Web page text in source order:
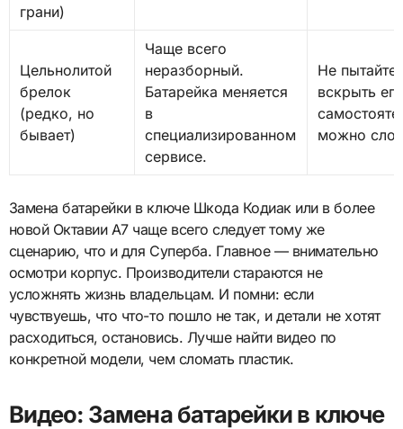
грани)
Цельнолитой
брелок
(редко, но
бывает)
Чаще всего
неразборный.
Батарейка меняется
в
специализированном
сервисе.
Не
вскрыть его
можно
Замена батарейки в ключе Шкода Кодиак или в более
новой Октавии A7 чаще всего следует тому же
сценарию, что и для Суперба. Главное — внимательно
осмотри корпус. Производители стараются не
усложнять жизнь владельцам. И помни: если
чувствуешь, что что-то пошло не так, и детали не хотят
расходиться, остановись. Лучше найти видео по
конкретной модели, чем сломать пластик.
Видео: Замена батарейки в ключе